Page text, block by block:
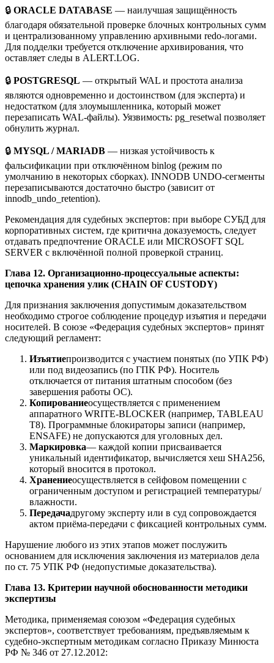
🔒 ORACLE DATABASE — наилучшая защищённость
благодаря обязательной проверке блочных контрольных сумм
и централизованному управлению архивными redo-логами.
Для подделки требуется отключение архивирования, что
оставляет следы в ALERT.LOG.
🔒 POSTGRESQL — открытый WAL и простота анализа
являются одновременно и достоинством (для эксперта) и
недостатком (для злоумышленника, который может
перезаписать WAL-файлы). Уязвимость: pg_resetwal позволяет
обнулить журнал.
🔒 MYSQL / MARIADB — низкая устойчивость к
фальсификации при отключённом binlog (режим по
умолчанию в некоторых сборках). INNODB UNDO-сегменты
перезаписываются достаточно быстро (зависит от
innodb_undo_retention).
Рекомендация для судебных экспертов: при выборе СУБД для
корпоративных систем, где критична доказуемость, следует
отдавать предпочтение ORACLE или MICROSOFT SQL
SERVER с включённой полной проверкой страниц.
Глава 12. Организационно-процессуальные аспекты:
цепочка хранения улик (CHAIN OF CUSTODY)
Для признания заключения допустимым доказательством
необходимо строгое соблюдение процедур изъятия и передачи
носителей. В союзе «Федерация судебных экспертов» принят
следующий регламент:
Изъятиепроизводится с участием понятых (по УПК РФ)
или под видеозапись (по ГПК РФ). Носитель
отключается от питания штатным способом (без
завершения работы ОС).
Копированиеосуществляется с применением
аппаратного WRITE-BLOCKER (например, TABLEAU
T8). Программные блокираторы записи (например,
ENSAFE) не допускаются для уголовных дел.
Маркировка— каждой копии присваивается
уникальный идентификатор, вычисляется хеш SHA256,
который вносится в протокол.
Хранениеосуществляется в сейфовом помещении с
ограниченным доступом и регистрацией температуры/
влажности.
Передачадругому эксперту или в суд сопровождается
актом приёма-передачи с фиксацией контрольных сумм.
Нарушение любого из этих этапов может послужить
основанием для исключения заключения из материалов дела
по ст. 75 УПК РФ (недопустимые доказательства).
Глава 13. Критерии научной обоснованности методики
экспертизы
Методика, применяемая союзом «Федерация судебных
экспертов», соответствует требованиям, предъявляемым к
судебно-экспертным методикам согласно Приказу Минюста
РФ № 346 от 27.12.2012: